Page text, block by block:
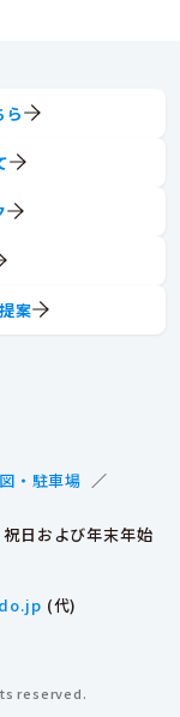
・駐車場 ／
日および年末年始
(代)
ら
案
reserved.